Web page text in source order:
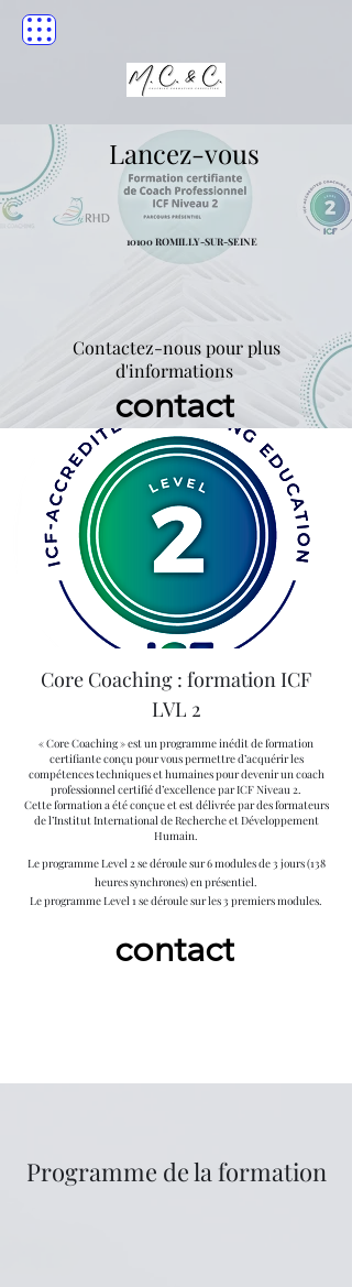
Lancez-vous
10100 ROMILLY-SUR-SEINE
Contactez-nous pour plus
d'informations
contact
Core Coaching : formation ICF
LVL 2
« Core Coaching » est un programme inédit de formation
certifiante conçu pour vous permettre d’acquérir les
compétences techniques et humaines pour devenir un coach
professionnel certifié d’excellence par ICF Niveau 2.
Cette formation a été conçue et est délivrée par des formateurs
de l’Institut International de Recherche et Développement
Humain.
Le programme Level 2 se déroule sur 6 modules de 3 jours (138
heures synchrones) en présentiel.
Le programme Level 1 se déroule sur les 3 premiers modules.
contact
Programme de la formation